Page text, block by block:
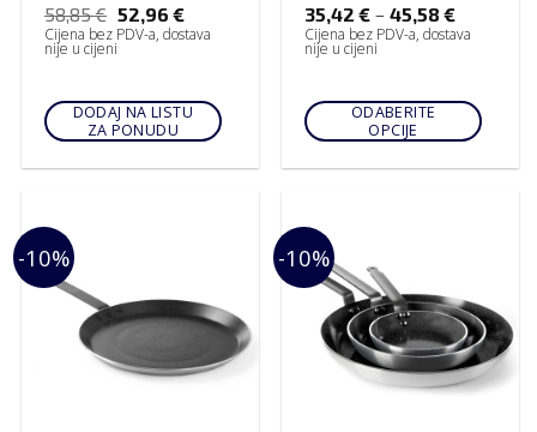
58,85€ 52,96 €
Cijena bez PDV-a, dostava
nije u cijeni
DODAJ NA LISTU
ZA PONUDU
35,42€ –45,58€
Cijena bez PDV-a, dostava
nije u cijeni
ODABERITE
OPCIJE
-10% -10%